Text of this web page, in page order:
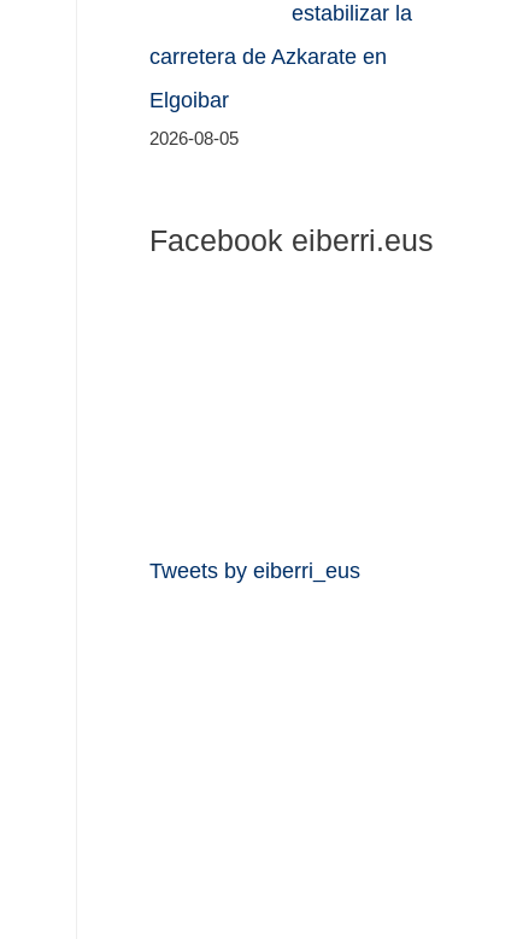
estabilizar la
carretera de Azkarate en
Elgoibar
2026-08-05
Facebook eiberri.eus
Tweets by eiberri_eus